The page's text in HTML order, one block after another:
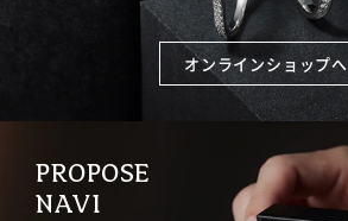
オンラインショップへ
PROPOSE
NAVI